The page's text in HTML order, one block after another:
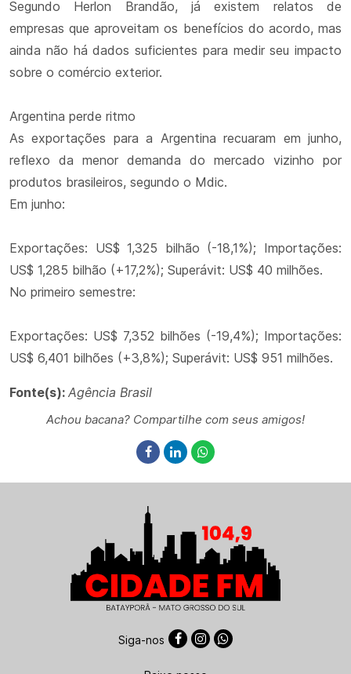
Segundo Herlon Brandão, já existem relatos de
empresas que aproveitam os benefícios do acordo, mas
ainda não há dados suficientes para medir seu impacto
sobre o comércio exterior.
Argentina perde ritmo
As exportações para a Argentina recuaram em junho,
reflexo da menor demanda do mercado vizinho por
produtos brasileiros, segundo o Mdic.
Em junho:
Exportações: US$ 1,325 bilhão (-18,1%); Importações:
US$ 1,285 bilhão (+17,2%); Superávit: US$ 40 milhões.
No primeiro semestre:
Exportações: US$ 7,352 bilhões (-19,4%); Importações:
US$ 6,401 bilhões (+3,8%); Superávit: US$ 951 milhões.
Fonte(s): Agência Brasil
Achou bacana? Compartilhe com seus amigos!
Siga-nos